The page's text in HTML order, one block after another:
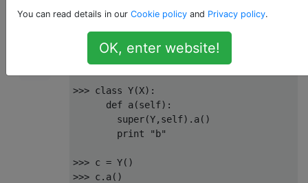
>>> class X:
def
a(self ):
>>> class Y(X):
def a(self):
        super
(Y, self). a()
print
"b"
>>> c = Y()
>>> c . a()
You can read details in our Cookie policy and Privacy policy.
OK, enter website!